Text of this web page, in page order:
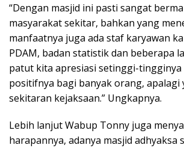
“Dengan masjid ini pasti sangat
masyarakat sekitar, bahkan yang
manfaatnya juga ada staf karyawan
PDAM, badan statistik dan beberapa
patut kita apresiasi setinggi-tingginya
positifnya bagi banyak orang, apalagi
sekitaran kejaksaan.” Ungkapnya.
Lebih lanjut Wabup Tonny juga
harapannya, adanya masjid adhyaksa